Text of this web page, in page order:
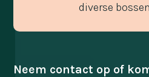
diverse
Neem contact op of